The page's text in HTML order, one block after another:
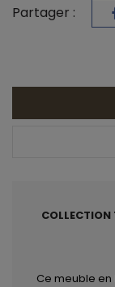
Partager :
Ce meuble en